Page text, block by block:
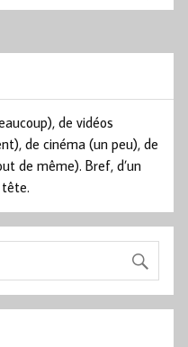
de vidéos
de cinéma (un peu), de
de même). Bref, d’un